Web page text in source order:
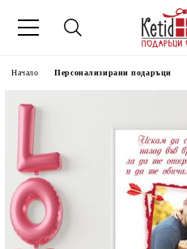
Начало Персонализирани подаръци